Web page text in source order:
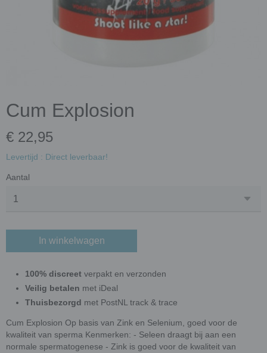
Cum Explosion
€ 22,95
Levertijd : Direct leverbaar!
Aantal
In winkelwagen
100% discreet verpakt en verzonden
Veilig betalen met iDeal
Thuisbezorgd met PostNL track & trace
Cum Explosion Op basis van Zink en Selenium, goed voor de
kwaliteit van sperma Kenmerken: - Seleen draagt bij aan een
normale spermatogenese - Zink is goed voor de kwaliteit van